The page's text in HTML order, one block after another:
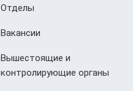
Отделы
Вакансии
Вышестоящие и
контролирующие органы